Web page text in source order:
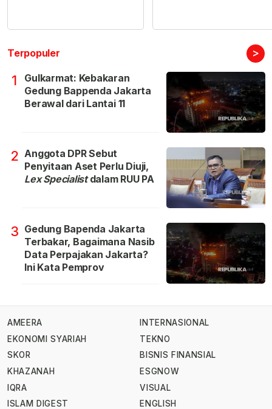
Terpopuler >
1
Gulkarmat: Kebakaran
Gedung Bappenda Jakarta
Berawal dari Lantai 11
2 Anggota DPR Sebut
Penyitaan Aset Perlu Diuji,
Lex Specialistdalam RUU PA
3 Gedung Bapenda Jakarta
Terbakar, Bagaimana Nasib
Data Perpajakan Jakarta?
Ini Kata Pemprov
AMEERA
EKONOMI SYARIAH
SKOR
KHAZANAH
IQRA
ISLAM DIGEST
INTERNASIONAL
TEKNO
BISNIS FINANSIAL
ESGNOW
VISUAL
ENGLISH